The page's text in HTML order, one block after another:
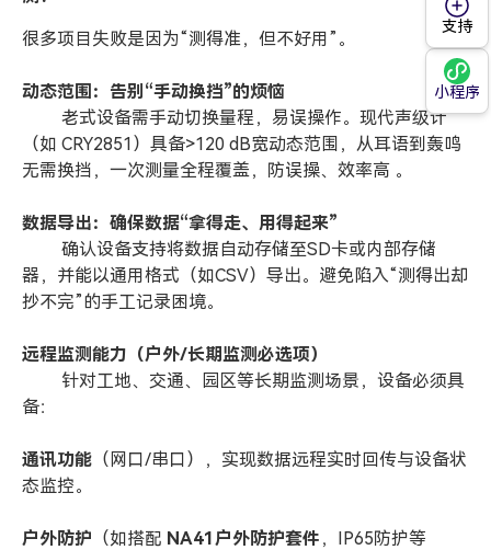
很多项目失败是因为“测得准，但不好用”。
动态范围：告别“手动换挡”的烦恼
老式设备需手动切换量程，易误操作。现代声级计
（如 CRY2851）具备>120 dB宽动态范围，从耳语到轰鸣
无需换挡，一次测量全程覆盖，防误操、效率高 。
数据导出：确保数据“拿得走、用得起来”
确认设备支持将数据自动存储至SD卡或内部存储
器，并能以通用格式（如CSV）导出。避免陷入“测得出却
抄不完”的手工记录困境。
远程监测能力（户外/长期监测必选项）
针对工地、交通、园区等长期监测场景，设备必须具
备：
通讯功能 （网口/串口），实现数据远程实时回传与设备状
态监控。
户外防护 （如搭配 NA41 户外防护套件 ，IP65防护等
支持
小程序